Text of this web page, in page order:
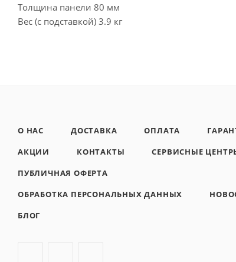
Толщина панели 80 мм
Вес (с подставкой) 3.9 кг
О НАС ДОСТАВКА ОПЛАТА
АКЦИИ
КОНТАКТЫ
СЕРВИСНЫЕ
ПУБЛИЧНАЯ ОФЕРТА
ОБРАБОТКА ПЕРСОНАЛЬНЫХ ДАННЫХ
БЛОГ